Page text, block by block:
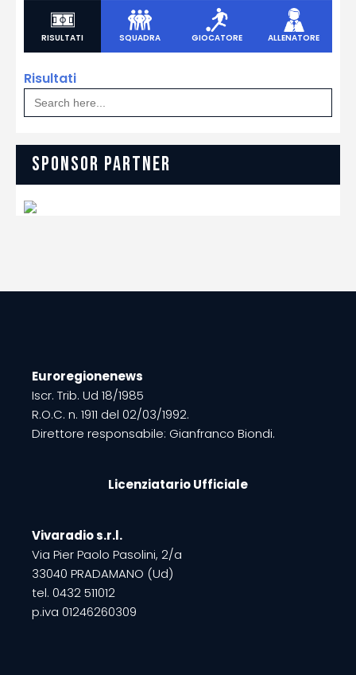
RISULTATI SQUADRA GIOCATORE ALLENATORE
Risultati
Search
for:
SPONSOR PARTNER
Euroregionenews
Iscr. Trib. Ud 18/1985
R.O.C. n. 1911 del 02/03/1992.
Direttore responsabile: Gianfranco Biondi.
Licenziatario Ufficiale
Vivaradio s.r.l.
Via Pier Paolo Pasolini, 2/a
33040 PRADAMANO (Ud)
tel. 0432 511012
p.iva 01246260309